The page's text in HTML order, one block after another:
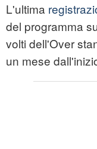
L'ultima
del programma
volti dell'Over
un mese